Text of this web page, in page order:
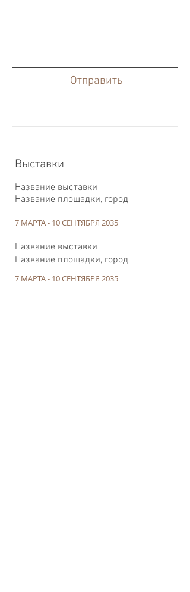
Отправить
Выставки
Название выставки
Название площадки, город
7 МАРТА - 10 СЕНТЯБРЯ 2035
Название выставки
Название площадки, город
7 МАРТА - 10 СЕНТЯБРЯ 2035
Название выставки